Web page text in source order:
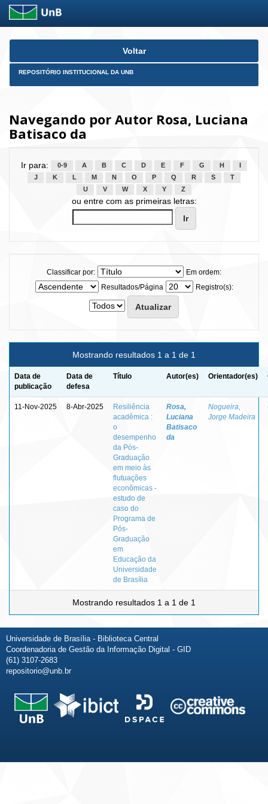
Skip
Voltar
REPOSITÓRIO INSTITUCIONAL DA UNB
Navegando por Autor Rosa, Luciana
Batisaco da
Ir para: 0-9 A B C D E F G H
J
K L M N O P Q R S
T
U
V W X Y Z
ou entre com as primeiras letras:
Classificar por:
Em ordem:
Resultados/Página
Registro(s):
Mostrando resultados 1 a 1 de 1
Data de
publicação
Data de
defesa
Título Autor(es) Orientador(es)
11-Nov-2025 8-Abr-2025
Resiliência
acadêmica :
o
desempenho
da Pós-
Graduação
em meio às
flutuações
econômicas -
estudo de
caso do
Programa de
Pós-
Graduação
em
Educação da
Universidade
de Brasília
Rosa,
Luciana
Batisaco
da
Nogueira,
Jorge Madeira
Mostrando resultados 1 a 1 de 1
Universidade de Brasília - Biblioteca Central
Coordenadoria de Gestão da Informação Digital - GID
(61) 3107-2683
repositorio@unb.br